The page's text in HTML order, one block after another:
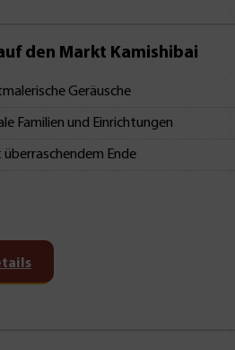
den Markt Kamishibai
Geräusche
Familien und Einrichtungen
Ende